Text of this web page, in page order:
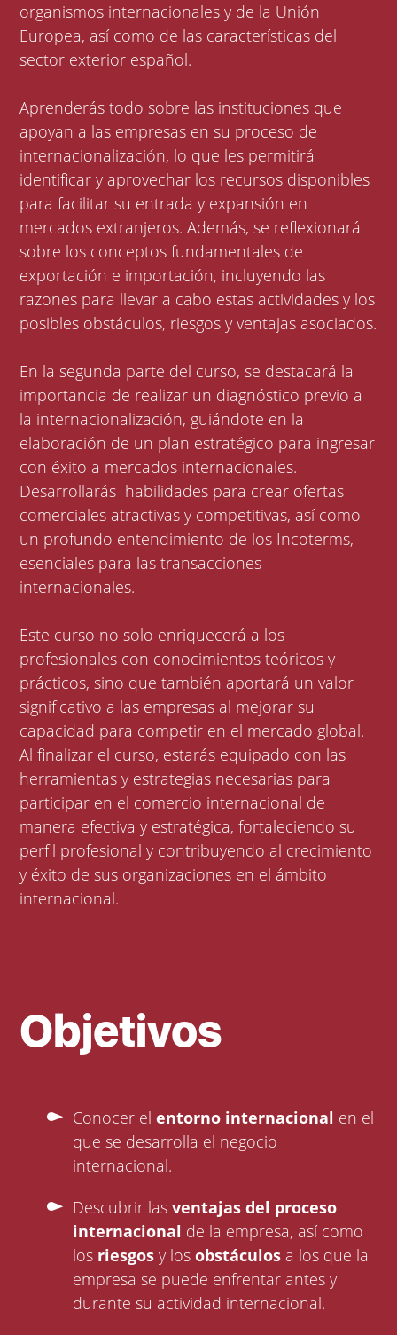
organismos internacionales y de la Unión
Europea, así como de las características del
sector exterior español.
Aprenderás todo sobre las instituciones que
apoyan a las empresas en su proceso de
internacionalización, lo que les permitirá
identificar y aprovechar los recursos disponibles
para facilitar su entrada y expansión en
mercados extranjeros. Además, se reflexionará
sobre los conceptos fundamentales de
exportación e importación, incluyendo las
razones para llevar a cabo estas actividades y los
posibles obstáculos, riesgos y ventajas asociados.
En la segunda parte del curso, se destacará la
importancia de realizar un diagnóstico previo a
la internacionalización, guiándote en la
elaboración de un plan estratégico para ingresar
con éxito a mercados internacionales.
Desarrollarás habilidades para crear ofertas
comerciales atractivas y competitivas, así como
un profundo entendimiento de los Incoterms,
esenciales para las transacciones
internacionales.
Este curso no solo enriquecerá a los
profesionales con conocimientos teóricos y
prácticos, sino que también aportará un valor
significativo a las empresas al mejorar su
capacidad para competir en el mercado global.
Al finalizar el curso, estarás equipado con las
herramientas y estrategias necesarias para
participar en el comercio internacional de
manera efectiva y estratégica, fortaleciendo su
perfil profesional y contribuyendo al crecimiento
y éxito de sus organizaciones en el ámbito
internacional.
Objetivos
Conocer elentorno internacional en el
que se desarrolla el negocio
internacional.
Descubrir lasventajas del proceso
internacional de la empresa, así como
los riesgosy losobstáculos a los que la
empresa se puede enfrentar antes y
durante su actividad internacional.